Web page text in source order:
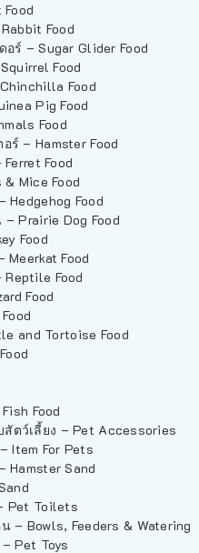
Food
อร์ – Sugar Glider Food
Food
Food
Pig Food
Food
ร์ – Hamster Food
Food
Mice Food
Hedgehog Food
Prairie Dog Food
Food
Meerkat Food
Food
Food
and Tortoise Food
Food
ว์เลี้ยง – Pet Accessories
Item For Pets
Hamster Sand
Pet Toilets
– Bowls, Feeders & Watering
Pet Toys